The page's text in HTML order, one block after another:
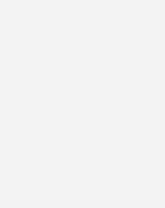
herausstellt, dass die
sondern vom Kunden selbst
Dieser
des Handwerkers für Anfahrt
ortsüblichen
(§ 632 Abs. 2 BGB), wenn
dass keine Mängel
Verursachung allein beim
beim Kunden nicht